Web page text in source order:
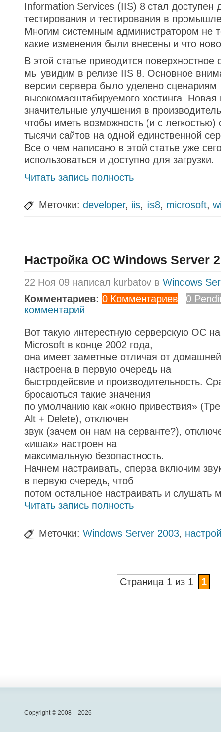
Information Services (IIS) 8 стал доступен
тестирования и тестирования в
Многим системным администратором не
какие изменения были внесены и что
В этой статье приводится поверхностное
мы увидим в релизе IIS 8. Основное
версии сервера было уделено сценариям
высокомасштабируемого хостинга. Новая
значительные улучшения в
чтобы иметь возможность (и с легкостью)
тысячи сайтов на одной единственной
Все о чем написано в этой статье уже
использоваться и доступно для загрузки.
Читать запись полность
Меточки: developer, iis, iis8, microsoft,
Настройка ОС Windows Server
22 Ноя 09 написал kurbatov в Windows
Комментариев: 0 Комментариев
0
комментарий
Вот такую интерестную серверскую ОС
Microsoft в конце 2002 года,
она имеет заметные отличая от
настроена в первую очередь на
быстродейсвие и производительность.
бросаються такие значения
по умолчанию как «окно привествия»
Alt + Delete), отключен
звук (зачем он нам на серванте?),
«ишак» настроен на
максимальную безопастность.
Начнем настраивать, сперва включим
в первую очередь, чтоб
потом остальное настраивать и слушать
Читать запись полность
Меточки: Windows Server 2003,
Страница 1 из 1 1
Copyright © 2008 – 2026